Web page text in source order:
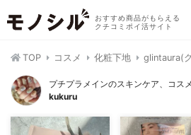
おすすめ商品がもらえる
クチコミポイ活サイト
TOP コスメ 化粧下地 glintaura(
プチプラメインのスキンケア、コス
kukuru